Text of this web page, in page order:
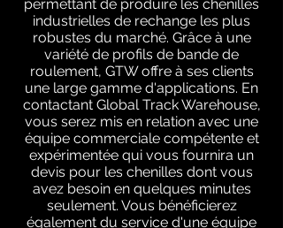
permettant de produire les chenilles
industrielles de rechange les plus
robustes du marché. Grâce à une
variété de profils de bande de
roulement, GTW offre à ses clients
une large gamme d'applications. En
contactant Global Track Warehouse,
vous serez mis en relation avec une
équipe commerciale compétente et
expérimentée qui vous fournira un
devis pour les chenilles dont vous
avez besoin en quelques minutes
seulement. Vous bénéficierez
également du service d'une équipe